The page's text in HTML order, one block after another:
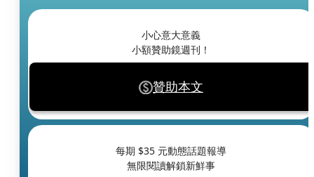
小心意大意義
小額贊助鏡週刊！
贊助本文
每期 $35 元動態話題報導
無限閱讀解鎖新鮮事